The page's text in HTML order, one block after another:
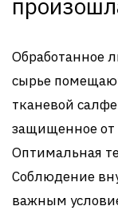
Обработанное
сырье
тканевой
защищенное от
Оптимальная
Соблюдение
важным